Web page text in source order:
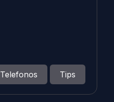
Telefonos Tips